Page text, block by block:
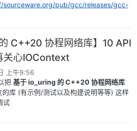
sourceware.org/pub/gcc/releases/gcc-
C++20 协程网络库】10 API
关心IOContext
上午9:56
把 基于 io_uring 的 C++20 协程网络库
库 (有示例/测试以及构建说明等等) 这样
试